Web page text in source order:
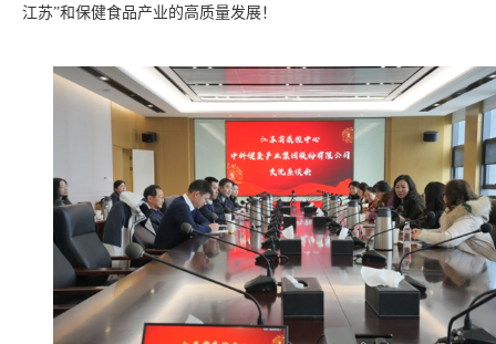
江苏”和保健食品产业的高质量发展！